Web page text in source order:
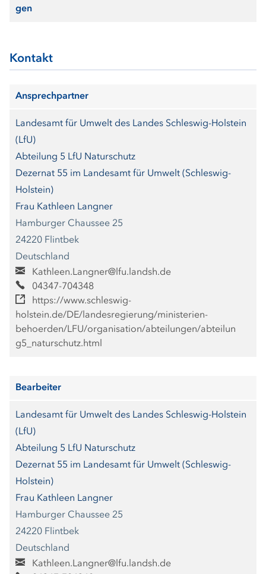
gen
Kontakt
Ansprechpartner
Landesamt für Umwelt des Landes Schleswig-Holstein
(LfU)
Abteilung 5 LfU Naturschutz
Dezernat 55 im Landesamt für Umwelt (Schleswig-
Holstein)
Frau Kathleen Langner
Hamburger Chaussee 25
24220 Flintbek
Deutschland
Kathleen.Langner@lfu.landsh.de
04347-704348
https://www.schleswig-
holstein.de/DE/landesregierung/ministerien-
behoerden/LFU/organisation/abteilungen/abteilun
g5_naturschutz.html
Bearbeiter
Landesamt für Umwelt des Landes Schleswig-Holstein
(LfU)
Abteilung 5 LfU Naturschutz
Dezernat 55 im Landesamt für Umwelt (Schleswig-
Holstein)
Frau Kathleen Langner
Hamburger Chaussee 25
24220 Flintbek
Deutschland
Kathleen.Langner@lfu.landsh.de